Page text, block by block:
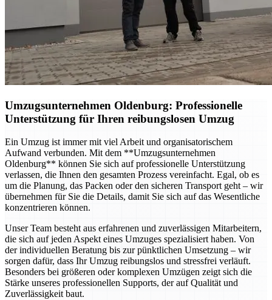
Umzugsunternehmen Oldenburg: Professionelle
Unterstützung für Ihren reibungslosen Umzug
Ein Umzug ist immer mit viel Arbeit und organisatorischem
Aufwand verbunden. Mit dem **Umzugsunternehmen
Oldenburg** können Sie sich auf professionelle Unterstützung
verlassen, die Ihnen den gesamten Prozess vereinfacht. Egal, ob es
um die Planung, das Packen oder den sicheren Transport geht – wir
übernehmen für Sie die Details, damit Sie sich auf das Wesentliche
konzentrieren können.
Unser Team besteht aus erfahrenen und zuverlässigen Mitarbeitern,
die sich auf jeden Aspekt eines Umzuges spezialisiert haben. Von
der individuellen Beratung bis zur pünktlichen Umsetzung – wir
sorgen dafür, dass Ihr Umzug reibungslos und stressfrei verläuft.
Besonders bei größeren oder komplexen Umzügen zeigt sich die
Stärke unseres professionellen Supports, der auf Qualität und
Zuverlässigkeit baut.